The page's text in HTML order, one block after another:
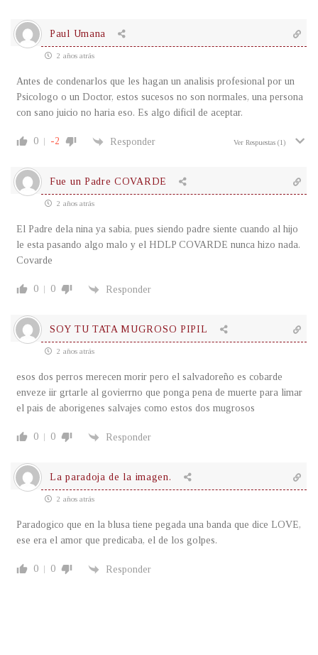
Paul Umana
2 años atrás
Antes de condenarlos que les hagan un analisis profesional por un
Psicologo o un Doctor, estos sucesos no son normales, una persona
con sano juicio no haria eso. Es algo dificil de aceptar.
0 -2 Responder Ver Respuestas (1)
Fue un Padre COVARDE
2 años atrás
El Padre dela nina ya sabia, pues siendo padre siente cuando al hijo
le esta pasando algo malo y el HDLP COVARDE nunca hizo nada.
Covarde
0 0 Responder
SOY TU TATA MUGROSO PIPIL
2 años atrás
esos dos perros merecen morir pero el salvadoreño es cobarde
enveze iir grtarle al govierrno que ponga pena de muerte para limar
el pais de aborigenes salvajes como estos dos mugrosos
0 0 Responder
La paradoja de la imagen.
2 años atrás
Paradogico que en la blusa tiene pegada una banda que dice LOVE,
ese era el amor que predicaba, el de los golpes.
0 0 Responder